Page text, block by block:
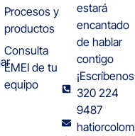
Procesos y
productos
Consulta
EMEI de tu
equipo
estará
encantado
de hablar
contigo
320 224
9487